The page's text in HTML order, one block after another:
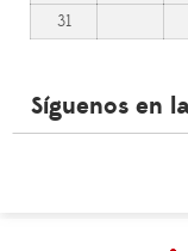
31
Síguenos en